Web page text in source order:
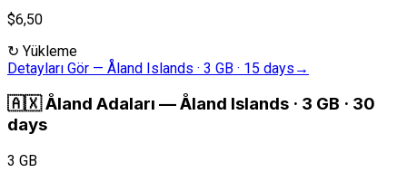
$6,50
↻ Yükleme
Detayları Gör — Åland Islands · 3 GB · 15 days →
🇦🇽Åland Adaları —Åland Islands · 3 GB · 30
days
3 GB